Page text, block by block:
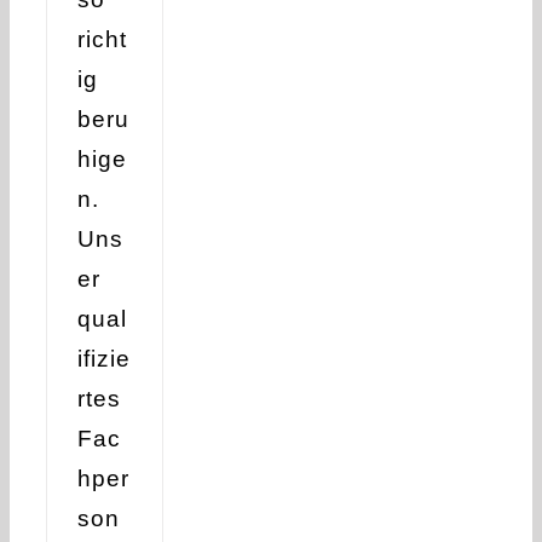
richt
ig
beru
hige
n.
Uns
er
qual
ifizie
rtes
Fac
hper
son